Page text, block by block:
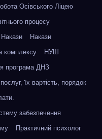
Осівського Ліцею
процесу
Накази
Накази
комплексу
НУШ
програма ДНЗ
їх вартість, порядок
забезпечення
Практичний психолог